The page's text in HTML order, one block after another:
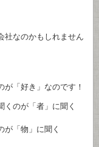
なのかもしれません
「好き」なのです！
のが「者」に聞く
「物」に聞く